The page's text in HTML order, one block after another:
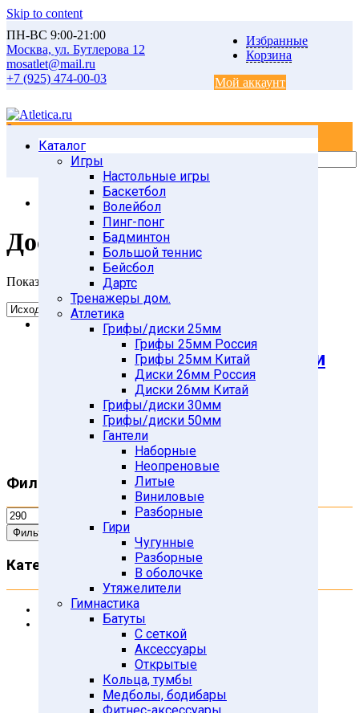
Skip to content
ПН-ВС 9:00-21:00
Москва, ул. Бутлерова 12
mosatlet@mail.ru
+7 (925) 474-00-03
Избранные
Корзина
Мой аккаунт
0
Каталог
Игры
Настольные игры
Баскетбол
Волейбол
Пинг-понг
Бадминтон
Большой теннис
Бейсбол
Дартс
Тренажеры дом.
Атлетика
Грифы/диски 25мм
Грифы 25мм Россия
Грифы 25мм Китай
Диски 26мм Россия
Диски 26мм Китай
Грифы/диски 30мм
Грифы/диски 50мм
Гантели
Наборные
Неопреновые
Литые
Виниловые
Разборные
Гири
Чугунные
Разборные
В оболочке
Утяжелители
Гимнастика
Батуты
С сеткой
Аксессуары
Открытые
Кольца, тумбы
Медболы, бодибары
Главная
Товары
ПЛАВАНИЕ и
АКВААЭРОБИКА
Доски для плавания
Доски для плавания
Показ 1 элемента
Доска для плавания с ручками
390*280*23мм арт. 01-40
Подробнее
Фильтр по цене
Фильтровать
Категории товаров
Uncategorized
Гантели
Виниловые гантели
Гантельные наборы в кейсах
Литые гантели